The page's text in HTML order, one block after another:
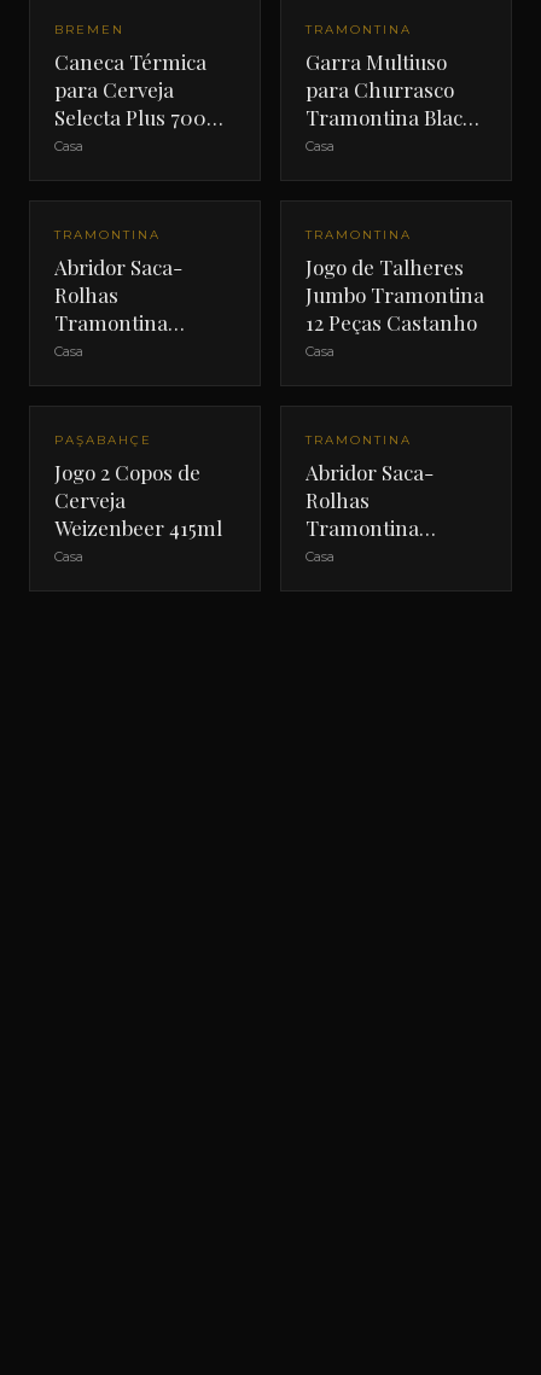
BREMEN
Caneca Térmica
para Cerveja
Selecta Plus 700ml
Preta
Casa
TRAMONTINA
Garra Multiuso
para Churrasco
Tramontina Black
Collection
Casa
TRAMONTINA
Abridor Saca-
Rolhas
Tramontina
Harmonize Preto
Casa
TRAMONTINA
Jogo de Talheres
Jumbo Tramontina
12 Peças Castanho
Casa
PAŞABAHÇE
Jogo 2 Copos de
Cerveja
Weizenbeer 415ml
Casa
TRAMONTINA
Abridor Saca-
Rolhas
Tramontina
Harmonize
Casa